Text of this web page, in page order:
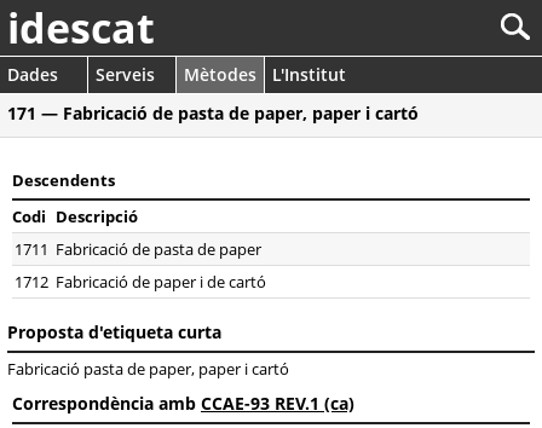
idescat
Dades Serveis Mètodes
L'Institut
171 — Fabricació de pasta de paper, paper i cartó
Descendents
Codi Descripció
1711 Fabricació de pasta de paper
1712 Fabricació de paper i de cartó
Proposta d'etiqueta curta
Fabricació pasta de paper, paper i cartó
Correspondència amb CCAE-93 REV.1 (ca)